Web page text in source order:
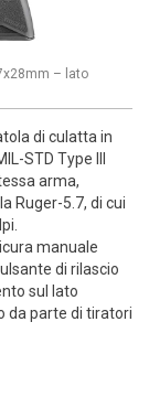
– lato
di culatta in
STD Type III
arma,
Ruger-5.7, di cui
manuale
di rilascio
sul lato
da parte di tiratori